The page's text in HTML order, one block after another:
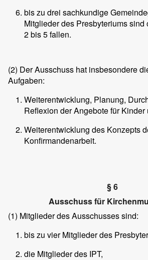
bis zu drei sachkundige
Mitglieder des Presbyteriums sind
2 bis 5 fallen.
(2) Der Ausschuss hat insbesondere
Aufgaben:
Weiterentwicklung, Planung,
Reflexion der Angebote für
Weiterentwicklung des Konzepts
Konfirmandenarbeit.
§ 6
Ausschuss für
(1) Mitglieder des Ausschusses sind:
bis zu vier Mitglieder des
die Mitglieder des IPT,